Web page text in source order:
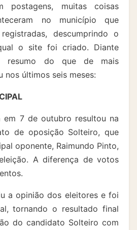
postagens, muitas coisas
no município que
descumprindo o
o site foi criado. Diante
resumo do que de mais
nos últimos seis meses:
em 7 de outubro resultou na
de oposição Solteiro, que
oponente, Raimundo Pinto,
A diferença de votos
a opinião dos eleitores e foi
tornando o resultado final
do candidato Solteiro com